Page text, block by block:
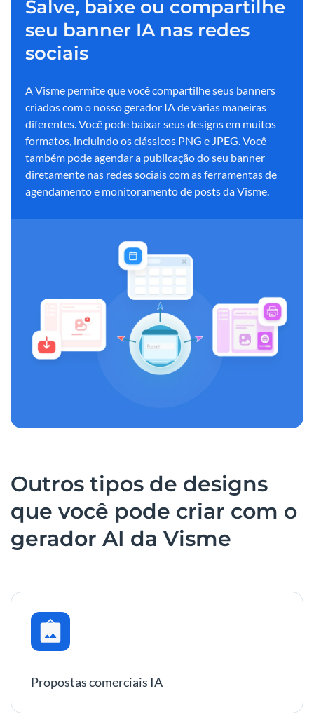
Salve, baixe ou compartilhe
seu banner IA nas redes
sociais
A Visme permite que você compartilhe seus banners
criados com o nosso gerador IA de várias maneiras
diferentes. Você pode baixar seus designs em muitos
formatos, incluindo os clássicos PNG e JPEG. Você
também pode agendar a publicação do seu banner
diretamente nas redes sociais com as ferramentas de
agendamento e monitoramento de posts da Visme.
Outros tipos de designs
que você pode criar com o
gerador AI da Visme
Propostas comerciais IA